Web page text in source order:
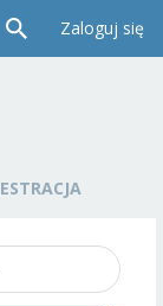
Zaloguj się